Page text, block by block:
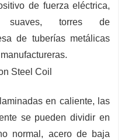
C:<=0.2; Si: 0,1-0,2;
S:<0,01
mm
o como su
de fuerza eléctrica,
suaves, torres de
de tuberías metálicas
en caliente, las
se pueden dividir en
normal, acero de baja